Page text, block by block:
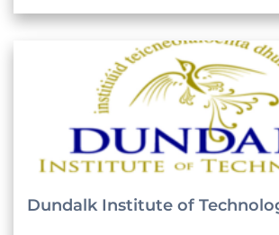
Dundalk Institute of